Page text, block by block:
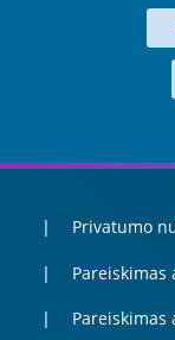
Privatumo
Pareiskimas